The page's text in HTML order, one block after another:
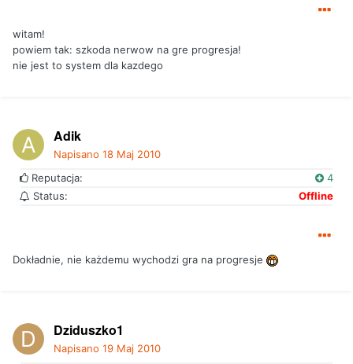
witam!
powiem tak: szkoda nerwow na gre progresja!
nie jest to system dla kazdego
Adik
Napisano 18 Maj 2010
Reputacja:
4
Status:
Offline
Dokładnie, nie każdemu wychodzi gra na progresje
Dziduszko1
Napisano 19 Maj 2010